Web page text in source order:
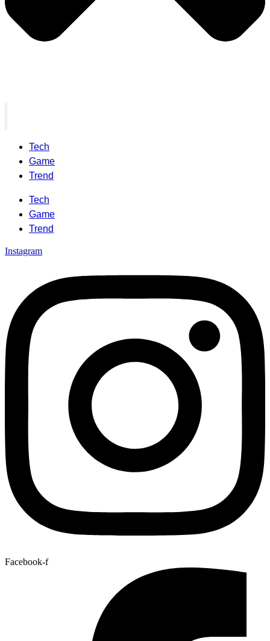
Tech
Game
Trend
Tech
Game
Trend
Instagram
Facebook-f